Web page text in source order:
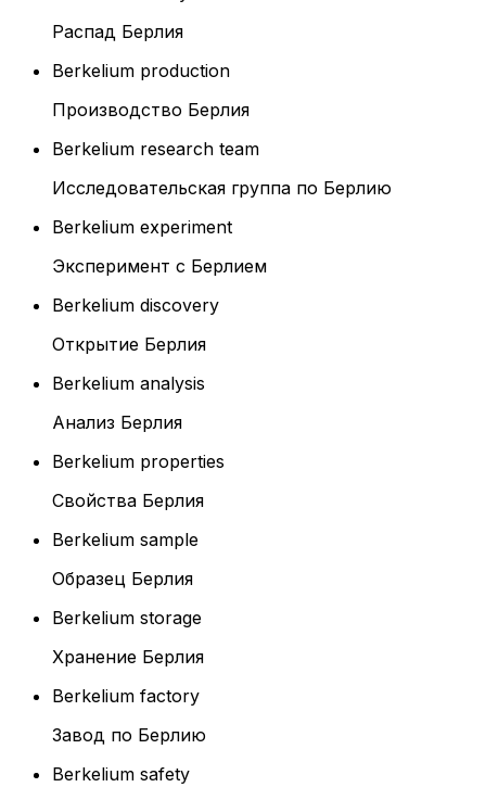
Распад Берлия
Berkelium production
Производство Берлия
Berkelium research team
Исследовательская группа по Берлию
Berkelium experiment
Эксперимент с Берлием
Berkelium discovery
Открытие Берлия
Berkelium analysis
Анализ Берлия
Berkelium properties
Свойства Берлия
Berkelium sample
Образец Берлия
Berkelium storage
Хранение Берлия
Berkelium factory
Завод по Берлию
Berkelium safety